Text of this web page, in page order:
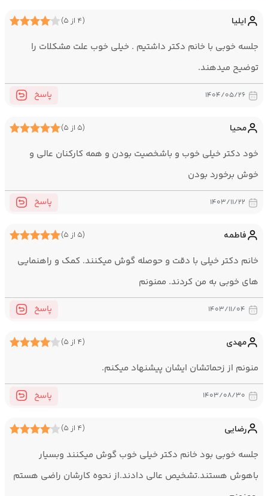
دارای ۶ سال سابقه کاری در حوزه روان‌شناسی کودک و نوجوان
در جلسات من این‌ها اتفاق نمی‌افتد:
نادیده‌گرفتن نقش خانواده در روند درمان
ارائه راهکارهای غیر متناسب با سن و شرایط رشدی مراجع
ایلیا (۴ از ۵)
جلسه خوبی با خانم دکتر داشتیم . خیلی خوب علت مشکلات را
توضیح میدهند.
۱۴۰۴/۰۵/۲۶ پاسخ
محیا (۵ از ۵)
خود دکتر خیلی خوب و باشخصیت بودن و همه کارکنان عالی و
خوش برخورد بودن
۱۴۰۳/۱۱/۲۲ پاسخ
فاطمه (۵ از ۵)
خانم دکتر خیلی با دقت و حوصله گوش میکنند. کمک و راهنمایی
های خوبی به من کردند. ممنونم
۱۴۰۳/۱۱/۰۴ پاسخ
مهدی (۴ از ۵)
منونم از زحماتشان ایشان پیشنهاد میکنم.
۱۴۰۳/۰۸/۳۰ پاسخ
رضایی (۴ از ۵)
جلسه خوبی بود خانم دکتر خیلی خوب گوش میکنند وبسیار
باهوش هستند.تشخیص عالی دادند.از نحوه کارشان راضی هستم